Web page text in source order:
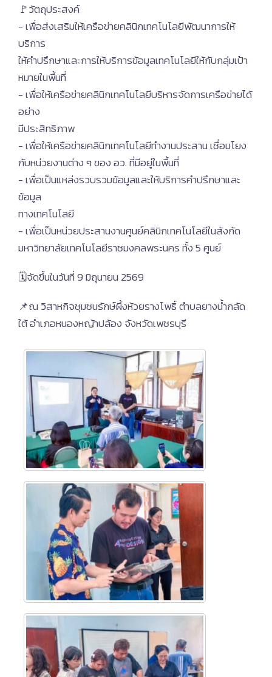
🚩วัตถุประสงค์
- เพื่อส่งเสริมให้เครือข่ายคลินิกเทคโนโลยีพัฒนาการให้
บริการ
ให้คำปรึกษาและการให้บริการข้อมูลเทคโนโลยีให้กับกลุ่มเป้า
หมายในพื้นที่
- เพื่อให้เครือข่ายคลินิกเทคโนโลยีบริหารจัดการเครือข่ายได้
อย่าง
มีประสิทธิภาพ
- เพื่อให้เครือข่ายคลินิกเทคโนโลยีทำงานประสาน เชื่อมโยง
กับหน่วยงานต่าง ๆ ของ อว. ที่มีอยู่ในพื้นที่
- เพื่อเป็นแหล่งรวบรวมข้อมูลและให้บริการคำปรึกษาและ
ข้อมูล
ทางเทคโนโลยี
- เพื่อเป็นหน่วยประสานงานศูนย์คลินิกเทคโนโลยีในสังกัด
มหาวิทยาลัยเทคโนโลยีราชมงคลพระนคร ทั้ง 5 ศูนย์
🗓จัดขึ้นในวันที่ 9 มิถุนายน 2569
📌ณ วิสาหกิจชุมชนรักษ์ผึ้งห้วยรางโพธิ์ ตำบลยางน้ำกลัด
ใต้ อำเภอหนองหญ้าปล้อง จังหวัดเพชรบุรี